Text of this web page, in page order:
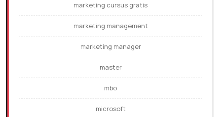
marketing cursus gratis
marketing management
marketing manager
master
mbo
microsoft